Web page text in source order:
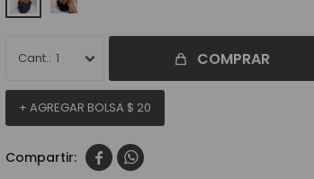
1 COMPRAR
+ AGREGAR BOLSA $ 20
 